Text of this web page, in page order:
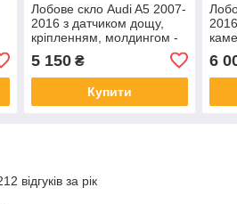
Лобове скло Audi A5 2007-
2016 з датчиком дощу,
кріпленням, молдингом -
5 150₴
Купити
6
відгуків за рік